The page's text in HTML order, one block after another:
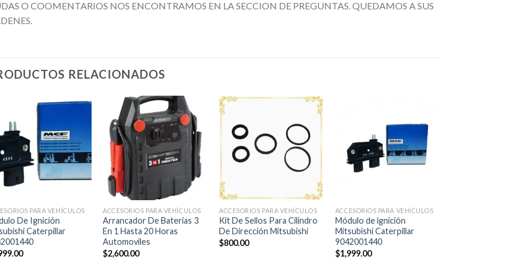
O COOMENTARIOS NOS ENCONTRAMOS EN LA SECCION DE PREGUNTAS. QUEDAMOS A SUS
RELACIONADOS
Añadir
a la
lista de
deseos
PARA VEHÍCULOS
De Ignición
Caterpillar
Añadir
lista de
deseos
ACCESORIOS PARA VEHÍCULOS
Arrancador De Baterias 3
En 1 Hasta 20 Horas
Automoviles
$2,600.00
Añadir
a la
lista de
deseos
ACCESORIOS PARA VEHÍCULOS
Kit De Sellos Para Cilindro
De Dirección Mitsubishi
$800.00
Añadir
lista de
deseos
ACCESORIOS PARA VEHÍCULOS
Módulo de ignición
Mitsubishi Caterpillar
9042001440
$1,999.00